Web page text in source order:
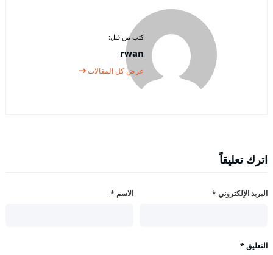
كتب من قبل:
rwan
عرض كل المقالات
اترك تعليقاً
الاسم * البريد الإلكتروني *
التعليق *